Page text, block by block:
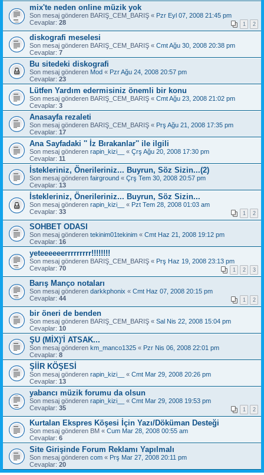
mix'te neden online müzik yok
Son mesaj gönderen BARIŞ_CEM_BARIŞ « Pzr Eyl 07, 2008 21:45 pm
Cevaplar: 28 1 2
diskografi meselesi
Son mesaj gönderen BARIŞ_CEM_BARIŞ « Cmt Ağu 30, 2008 20:38 pm
Cevaplar: 7
Bu sitedeki diskografi
Son mesaj gönderen Mod « Pzr Ağu 24, 2008 20:57 pm
Cevaplar: 23
Lütfen Yardım edermisiniz önemli bir konu
Son mesaj gönderen BARIŞ_CEM_BARIŞ « Cmt Ağu 23, 2008 21:02 pm
Cevaplar: 3
Anasayfa rezaleti
Son mesaj gönderen BARIŞ_CEM_BARIŞ « Prş Ağu 21, 2008 17:35 pm
Cevaplar: 17
Ana Sayfadaki '' İz Bırakanlar'' ile ilgili
Son mesaj gönderen rapin_kizi__ « Çrş Ağu 20, 2008 17:30 pm
Cevaplar: 11
İstekleriniz, Önerileriniz... Buyrun, Söz Sizin...(2)
Son mesaj gönderen fairground « Çrş Tem 30, 2008 20:57 pm
Cevaplar: 13
İstekleriniz, Önerileriniz... Buyrun, Söz Sizin...
Son mesaj gönderen rapin_kizi__ « Pzt Tem 28, 2008 01:03 am
Cevaplar: 33 1 2
SOHBET ODASI
Son mesaj gönderen tekinim01tekinim « Cmt Haz 21, 2008 19:12 pm
Cevaplar: 16
yeteeeeeerrrrrrrrr!!!!!!!!
Son mesaj gönderen BARIŞ_CEM_BARIŞ « Prş Haz 19, 2008 23:13 pm
Cevaplar: 70 1 2 3
Barış Manço notaları
Son mesaj gönderen darkkphonix « Cmt Haz 07, 2008 20:15 pm
Cevaplar: 44 1 2
bir öneri de benden
Son mesaj gönderen BARIŞ_CEM_BARIŞ « Sal Nis 22, 2008 15:04 pm
Cevaplar: 10
ŞU (MİX)'İ ATSAK...
Son mesaj gönderen km_manco1325 « Pzr Nis 06, 2008 22:01 pm
Cevaplar: 8
ŞİİR KÖŞESİ
Son mesaj gönderen rapin_kizi__ « Cmt Mar 29, 2008 20:26 pm
Cevaplar: 13
yabancı müzik forumu da olsun
Son mesaj gönderen rapin_kizi__ « Cmt Mar 29, 2008 19:53 pm
Cevaplar: 35 1 2
Kurtalan Ekspres Köşesi İçin Yazı/Döküman Desteği
Son mesaj gönderen BM « Cum Mar 28, 2008 00:55 am
Cevaplar: 6
Site Girişinde Forum Reklamı Yapılmalı
Son mesaj gönderen com « Prş Mar 27, 2008 20:11 pm
Cevaplar: 20